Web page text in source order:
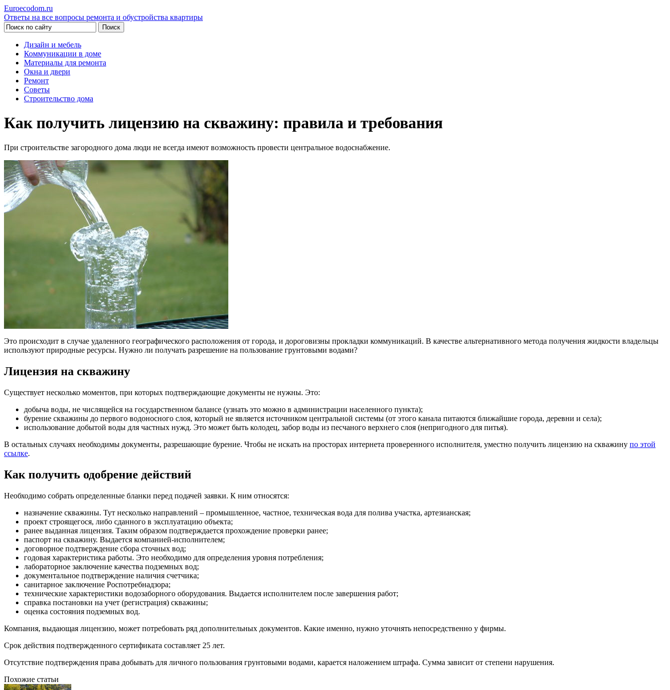
Euroecodom.ru
Ответы на все вопросы ремонта и обустройства квартиры
Дизайн и мебель
Коммуникации в доме
Материалы для ремонта
Окна и двери
Ремонт
Советы
Строительство дома
Как получить лицензию на скважину: правила и требования
При строительстве загородного дома люди не всегда имеют возможность провести центральное водоснабжение.
Это происходит в случае удаленного географического расположения от города, и дороговизны прокладки коммуникаций. В качестве альтернативного метода получения жидкости владельцы
используют природные ресурсы. Нужно ли получать разрешение на пользование грунтовыми водами?
Лицензия на скважину
Существует несколько моментов, при которых подтверждающие документы не нужны. Это:
добыча воды, не числящейся на государственном балансе (узнать это можно в администрации населенного пункта);
бурение скважины до первого водоносного слоя, который не является источником центральной системы (от этого канала питаются ближайшие города, деревни и села);
использование добытой воды для частных нужд. Это может быть колодец, забор воды из песчаного верхнего слоя (непригодного для питья).
В остальных случаях необходимы документы, разрешающие бурение. Чтобы не искать на просторах интернета проверенного исполнителя, уместно получить лицензию на скважину по этой
ссылке.
Как получить одобрение действий
Необходимо собрать определенные бланки перед подачей заявки. К ним относятся:
назначение скважины. Тут несколько направлений – промышленное, частное, техническая вода для полива участка, артезианская;
проект строящегося, либо сданного в эксплуатацию объекта;
ранее выданная лицензия. Таким образом подтверждается прохождение проверки ранее;
паспорт на скважину. Выдается компанией-исполнителем;
договорное подтверждение сбора сточных вод;
годовая характеристика работы. Это необходимо для определения уровня потребления;
лабораторное заключение качества подземных вод;
документальное подтверждение наличия счетчика;
санитарное заключение Роспотребнадзора;
технические характеристики водозаборного оборудования. Выдается исполнителем после завершения работ;
справка постановки на учет (регистрация) скважины;
оценка состояния подземных вод.
Компания, выдающая лицензию, может потребовать ряд дополнительных документов. Какие именно, нужно уточнять непосредственно у фирмы.
Срок действия подтвержденного сертификата составляет 25 лет.
Отсутствие подтверждения права добывать для личного пользования грунтовыми водами, карается наложением штрафа. Сумма зависит от степени нарушения.
Похожие статьи